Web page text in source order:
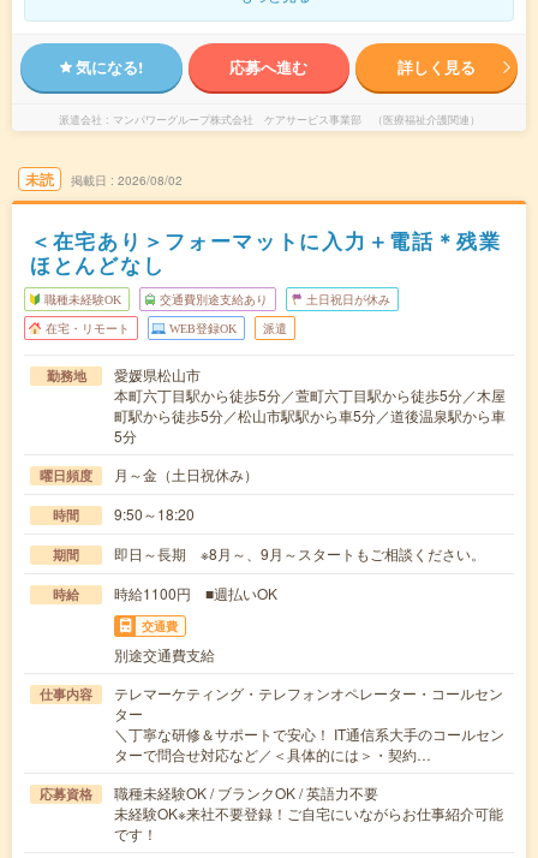
気になる! 応募へ進む 詳しく見る
派遣会社 マンパワーグループ株式会社 ケアサービス事業部 （医療福祉介護関連）
未読 掲載日 2026/08/02
＜在宅あり＞フォーマットに入力＋電話＊残業
ほとんどなし
職種未経験OK 交通費別途支給あり 土日祝日が休み
在宅・リモート WEB登録OK 派遣
勤務地
愛媛県松山市
本町六丁目駅から徒歩5分／萱町六丁目駅から徒歩5分／木屋
町駅から徒歩5分／松山市駅駅から車5分／道後温泉駅から車
5分
曜日頻度 月～金（土日祝休み）
時間 9:50～18:20
期間 即日～長期 ※8月～、9月～スタートもご相談ください。
時給 時給1100円 ■週払いOK
交通費
別途交通費支給
仕事内容
テレマーケティング・テレフォンオペレーター・コールセン
ター
＼丁寧な研修＆サポートで安心！ IT通信系大手のコールセン
ターで問合せ対応など／＜具体的には＞・契約…
応募資格
職種未経験OK / ブランクOK / 英語力不要
未経験OK※来社不要登録！ご自宅にいながらお仕事紹介可能
です！